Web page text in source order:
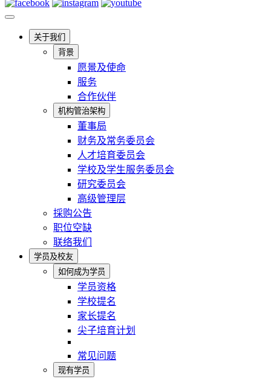
关于我们
背景
愿景及使命
服务
合作伙伴
机构管治架构
董事局
财务及常务委员会
人才培育委员会
学校及学生服务委员会
研究委员会
高级管理层
採购公告
职位空缺
联络我们
学员及校友
如何成为学员
学员资格
学校提名
家长提名
尖子培育计划
常见问题
现有学员